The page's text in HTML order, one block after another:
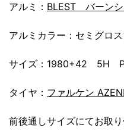
アルミ： BLEST バーン
アルミカラー：セミグロ
サイズ：1980+42 5H
タイヤ： ファルケン
前後通しサイズにてお取り